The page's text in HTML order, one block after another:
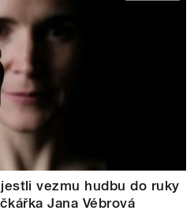
vezmu hudbu do ruky
Jana Vébrová